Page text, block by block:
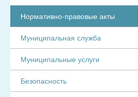
Нормативно-правовые акты
Муниципальная служба
Муниципальные услуги
Безопасность